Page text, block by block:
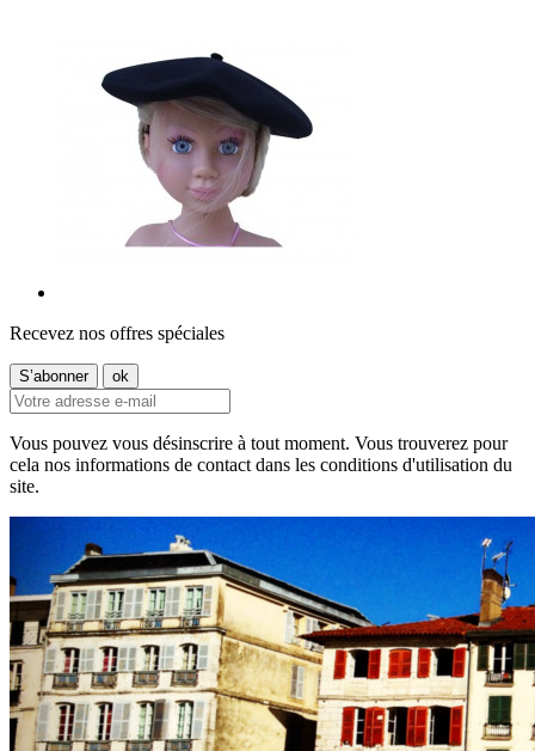
Recevez nos offres spéciales
Vous pouvez vous désinscrire à tout moment. Vous trouverez pour
cela nos informations de contact dans les conditions d'utilisation du
site.